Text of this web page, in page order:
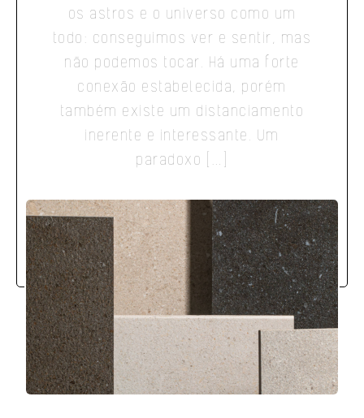
os astros e o universo como um
todo: conseguimos ver e sentir, mas
não podemos tocar. Há uma forte
conexão estabelecida, porém
também existe um distanciamento
inerente e interessante. Um
paradoxo […]